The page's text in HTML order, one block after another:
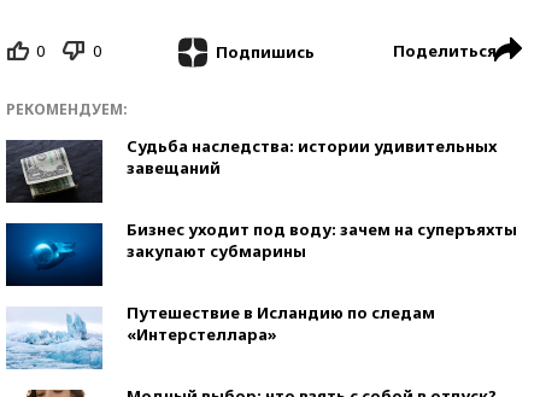
0 0 Подпишись Поделиться
РЕКОМЕНДУЕМ:
Судьба наследства: истории удивительных
завещаний
Бизнес уходит под воду: зачем на суперъяхты
закупают субмарины
Путешествие в Исландию по следам
«Интерстеллара»